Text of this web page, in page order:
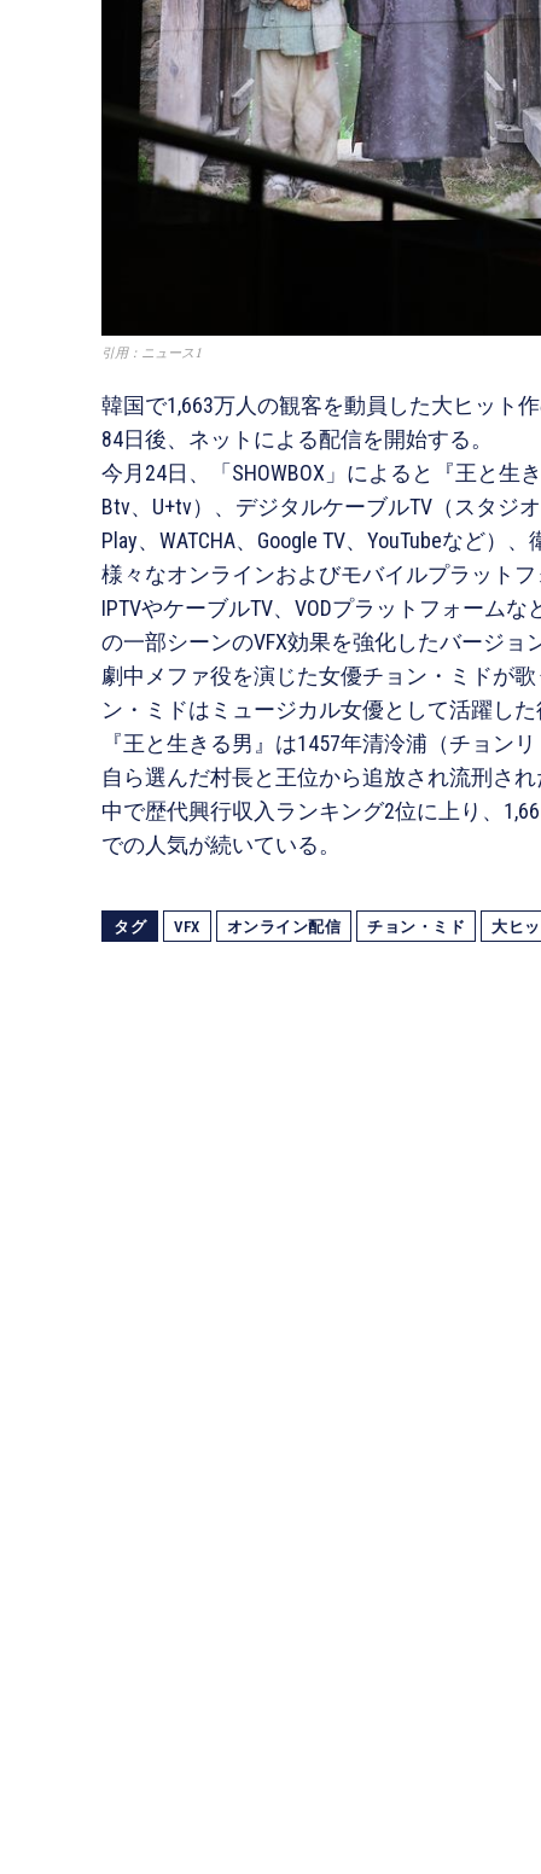
引用：ニュース1
韓国で1,663万人の観客を動員した大ヒット
84日後、ネットによる配信を開始する。
今月24日、「SHOWBOX」によると『王と生
Btv、U+tv）、デジタルケーブルTV（スタジ
Play、WATCHA、Google TV、YouTubeなど
様々なオンラインおよびモバイルプラット
IPTVやケーブルTV、VODプラットフォーム
の一部シーンのVFX効果を強化したバージ
劇中メファ役を演じた女優チョン・ミドが
ン・ミドはミュージカル女優として活躍し
『王と生きる男』は1457年清泠浦（チョン
自ら選んだ村長と王位から追放され流刑さ
中で歴代興行収入ランキング2位に上り、
での人気が続いている。
タグ VFX オンライン配信 チョン・ミド 大ヒ